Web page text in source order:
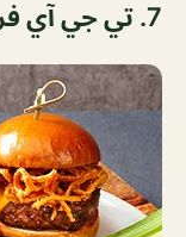
7. تي جي آي فرايديز